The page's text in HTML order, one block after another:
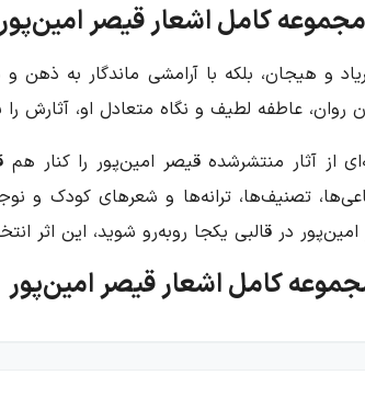
کامل اشعار قیصر
و هیجان، بلکه با آرامشی ماندگار به
روان، عاطفه لطیف و نگاه متعادل او، آثارش
از آثار منتشرشده قیصر امین‌پور را کنار
تصنیف‌ها، ترانه‌ها و شعرهای کودک و
در قالبی یکجا روبه‌رو شوید، این اثر
کامل اشعار قیصر امین‌پور